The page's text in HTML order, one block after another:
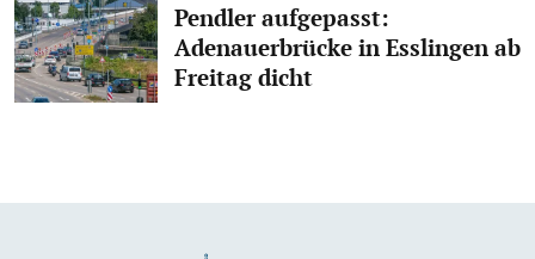
Pendler aufgepasst:
Adenauerbrücke in Esslingen ab
Freitag dicht